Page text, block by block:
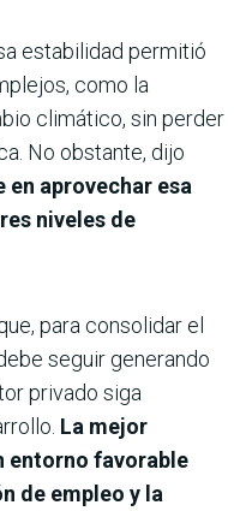
estabilidad permitió
como la
climático, sin perder
No obstante, dijo
aprovechar esa
niveles de
para consolidar el
seguir generando
privado siga
La mejor
entorno favorable
de empleo y la